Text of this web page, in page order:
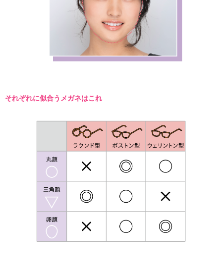
それぞれに似合うメガネはこれ